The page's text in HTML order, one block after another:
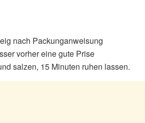
nach Packunganweisung
vorher eine gute Prise
salzen, 15 Minuten ruhen lassen.